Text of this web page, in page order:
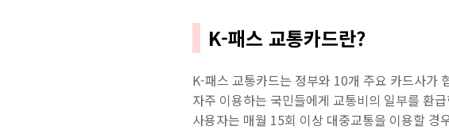
K-패스 교통카드란?
K-패스 교통카드는 정부와 10개 주요 카드사가
자주 이용하는 국민들에게 교통비의 일부를 환
사용자는 매월 15회 이상 대중교통을 이용할